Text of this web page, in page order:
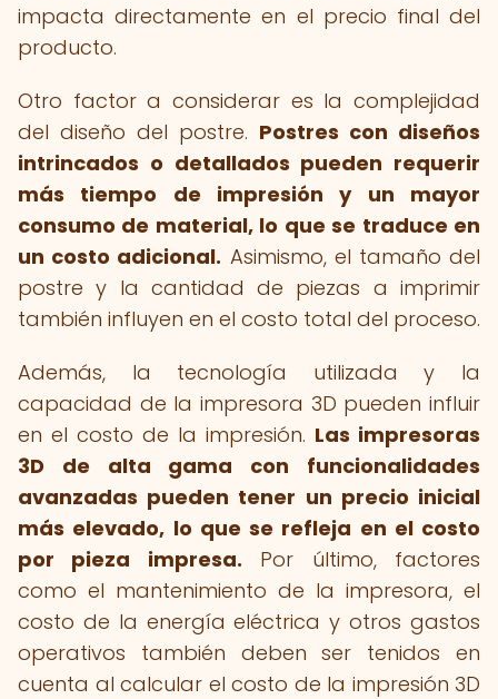
impacta directamente en el precio final del
producto.
Otro factor a considerar es la complejidad
del diseño del postre. Postres con diseños
intrincados o detallados pueden requerir
más tiempo de impresión y un mayor
consumo de material, lo que se traduce en
un costo adicional. Asimismo, el tamaño del
postre y la cantidad de piezas a imprimir
también influyen en el costo total del proceso.
Además, la tecnología utilizada y la
capacidad de la impresora 3D pueden influir
en el costo de la impresión. Las impresoras
3D de alta gama con funcionalidades
avanzadas pueden tener un precio inicial
más elevado, lo que se refleja en el costo
por pieza impresa. Por último, factores
como el mantenimiento de la impresora, el
costo de la energía eléctrica y otros gastos
operativos también deben ser tenidos en
cuenta al calcular el costo de la impresión 3D